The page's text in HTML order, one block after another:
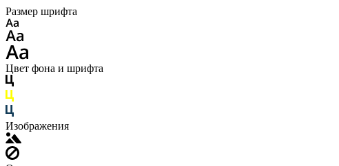
Размер шрифта
Цвет фона и шрифта
Изображения